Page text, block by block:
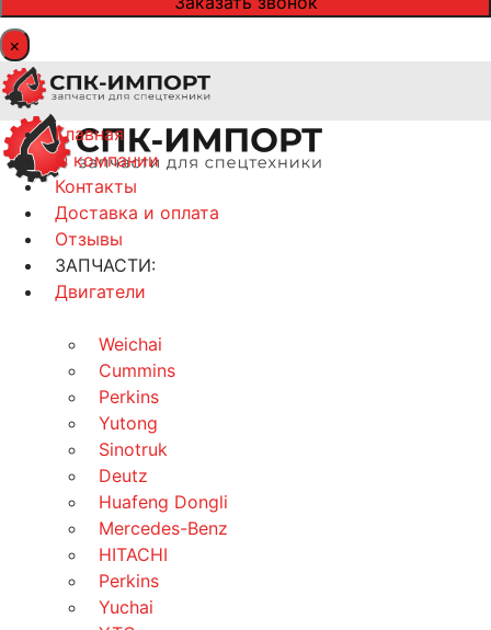
×
Главная
О компании
Контакты
Доставка и оплата
Отзывы
ЗАПЧАСТИ:
Двигатели
Weichai
Cummins
Perkins
Yutong
Sinotruk
Deutz
Huafeng Dongli
Mercedes-Benz
HITACHI
Perkins
Yuchai